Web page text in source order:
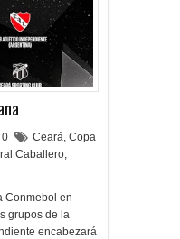
0 Ceará, Copa
Caballero,
Conmebol en
grupos de la
encabezará